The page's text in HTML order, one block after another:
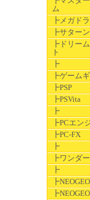
ム
┣メガド
┣サターン
┣ドリー
ト
┣
┣ゲーム
┣PSP
┣PSVita
┣
┣PCエン
┣PC-FX
┣
┣ワンダ
┣
┣NEOGEO